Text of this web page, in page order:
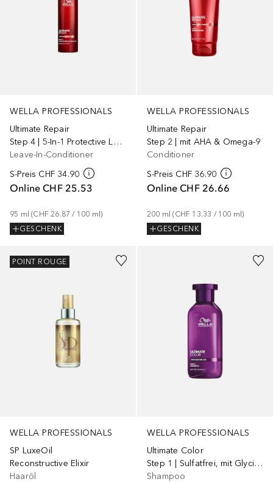
WELLA PROFESSIONALS
Ultimate Repair
Step 4 | 5-In-1 Protective Leave-In mit AHA & Omega-9
Leave-In-Conditioner
S-Preis CHF 34.90
Online CHF 25.53
95 ml (CHF 26.87 / 100 ml)
GESCHENK
WELLA PROFESSIONALS
Ultimate Repair
Step 2 | mit AHA & Omega-9
Conditioner
S-Preis CHF 36.90
Online CHF 26.66
200 ml (CHF 13.33 / 100 ml)
GESCHENK
WELLA PROFESSIONALS
SP LuxeOil
Reconstructive Elixir
Haaröl
POINT ROUGE
WELLA PROFESSIONALS
Ultimate Color
Step 1 | Sulfatfrei, mit Glycine & B5
Shampoo